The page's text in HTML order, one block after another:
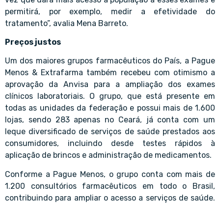
permitirá, por exemplo, medir a efetividade do
tratamento”, avalia Mena Barreto.
Preços justos
Um dos maiores grupos farmacêuticos do País, a Pague
Menos & Extrafarma também recebeu com otimismo a
aprovação da Anvisa para a ampliação dos exames
clínicos laboratoriais. O grupo, que está presente em
todas as unidades da federação e possui mais de 1.600
lojas, sendo 283 apenas no Ceará, já conta com um
leque diversificado de serviços de saúde prestados aos
consumidores, incluindo desde testes rápidos à
aplicação de brincos e administração de medicamentos.
Conforme a Pague Menos, o grupo conta com mais de
1.200 consultórios farmacêuticos em todo o Brasil,
contribuindo para ampliar o acesso a serviços de saúde.